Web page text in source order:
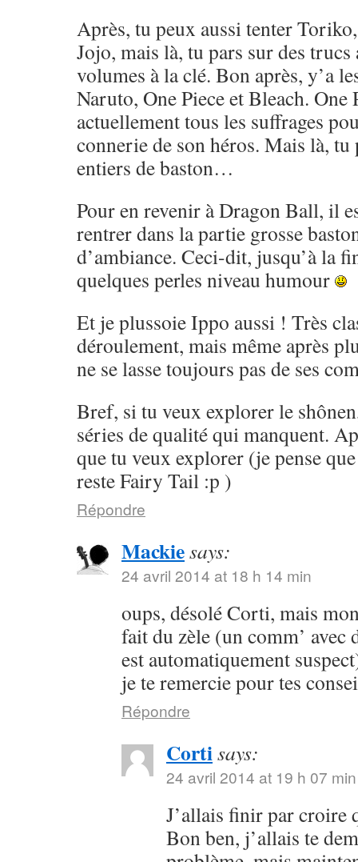
Après, tu peux aussi tenter
Jojo, mais là, tu pars sur des trucs
volumes à la clé. Bon après, y’a
Naruto, One Piece et Bleach. One
actuellement tous les suffrages
connerie de son héros. Mais là,
entiers de baston…
Pour en revenir à Dragon Ball, il
rentrer dans la partie grosse
d’ambiance. Ceci-dit, jusqu’à la
quelques perles niveau humour
Et je plussoie Ippo aussi ! Très
déroulement, mais même après
ne se lasse toujours pas de ses
Bref, si tu veux explorer le
séries de qualité qui manquent.
que tu veux explorer (je pense
reste Fairy Tail :p )
Répondre
Mackiesays:
24 avril 2014 at 18 h 14 min
oups, désolé Corti, mais
fait du zèle (un comm’ avec
est automatiquement
je te remercie pour tes
Répondre
Cortisays:
24 avril 2014 at 19 h 07 min
J’allais finir par croire
Bon ben, j’allais te